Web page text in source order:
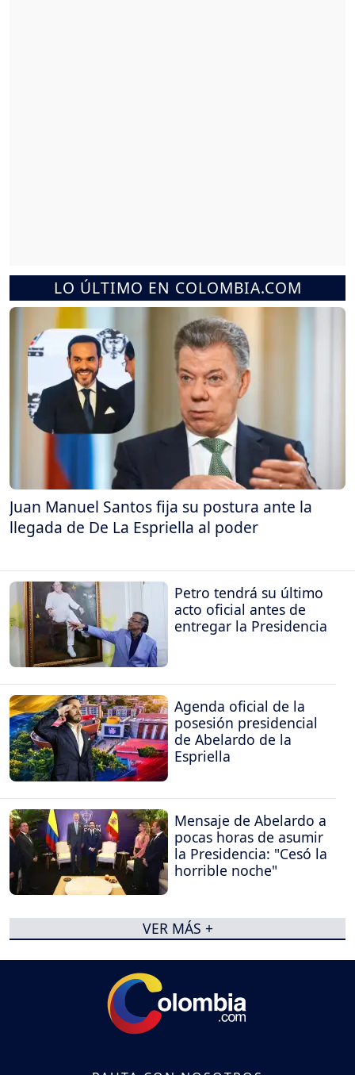
LO ÚLTIMO EN COLOMBIA.COM
Juan Manuel Santos fija su postura ante la
llegada de De La Espriella al poder
Petro tendrá su último
acto oficial antes de
entregar la Presidencia
Agenda oficial de la
posesión presidencial
de Abelardo de la
Espriella
Mensaje de Abelardo a
pocas horas de asumir
la Presidencia: "Cesó la
horrible noche"
VER MÁS +